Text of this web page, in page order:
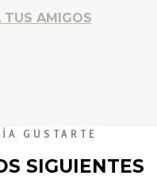
TUS AMIGOS
GUSTARTE
SIGUIENTES